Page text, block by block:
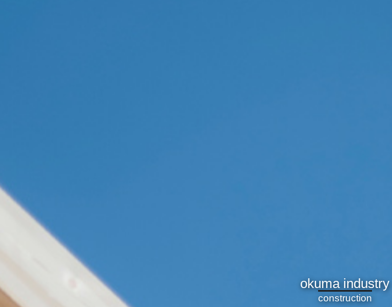
message
okuma industry
soil improvement
okuma industry
construction
okuma industry
construction
construction
interior
interior
special sponsorship